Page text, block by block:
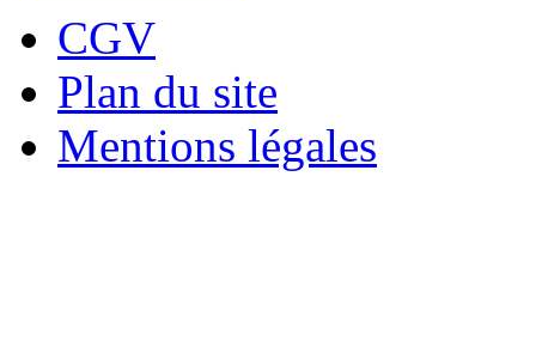
CGV
Plan du site
Mentions légales